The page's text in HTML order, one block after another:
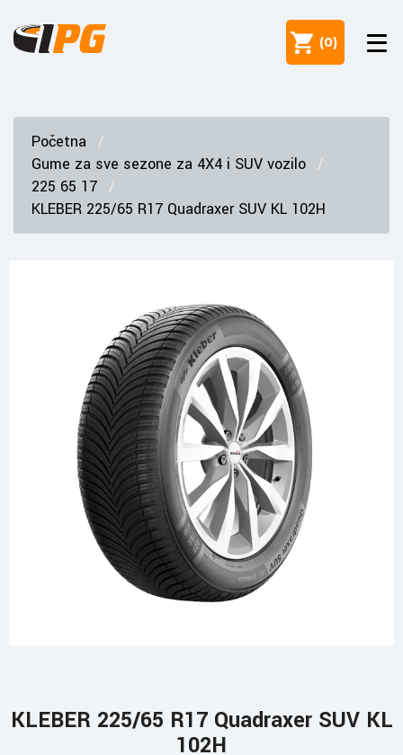
(0)
Početna
Gume za sve sezone za 4X4 i SUV vozilo
225 65 17
KLEBER 225/65 R17 Quadraxer SUV KL 102H
KLEBER 225/65 R17 Quadraxer SUV KL
102H